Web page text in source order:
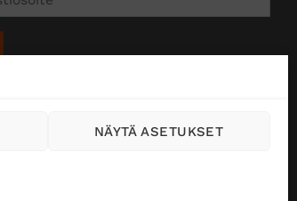
NÄYTÄ ASETUKSET